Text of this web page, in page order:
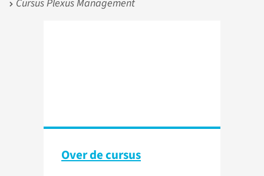
Cursus Plexus Management
Over de cursus